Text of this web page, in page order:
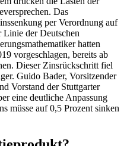
Das
per Verordnung auf
Linie der Deutschen
hatten
vorgeschlagen, bereits ab
Dieser Zinsrückschritt fiel
Guido Bader, Vorsitzender
Vorstand der Stuttgarter
eine deutliche Anpassung
müsse auf 0,5 Prozent sinken